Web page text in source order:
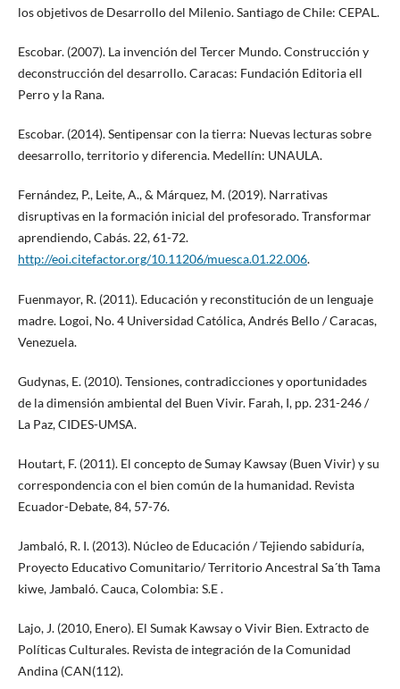
los objetivos de Desarrollo del Milenio. Santiago de Chile: CEPAL.
Escobar. (2007). La invención del Tercer Mundo. Construcción y
deconstrucción del desarrollo. Caracas: Fundación Editoria ell
Perro y la Rana.
Escobar. (2014). Sentipensar con la tierra: Nuevas lecturas sobre
deesarrollo, territorio y diferencia. Medellín: UNAULA.
Fernández, P., Leite, A., & Márquez, M. (2019). Narrativas
disruptivas en la formación inicial del profesorado. Transformar
aprendiendo, Cabás. 22, 61-72.
http://eoi.citefactor.org/10.11206/muesca.01.22.006.
Fuenmayor, R. (2011). Educación y reconstitución de un lenguaje
madre. Logoi, No. 4 Universidad Católica, Andrés Bello / Caracas,
Venezuela.
Gudynas, E. (2010). Tensiones, contradicciones y oportunidades
de la dimensión ambiental del Buen Vivir. Farah, I, pp. 231-246 /
La Paz, CIDES-UMSA.
Houtart, F. (2011). El concepto de Sumay Kawsay (Buen Vivir) y su
correspondencia con el bien común de la humanidad. Revista
Ecuador-Debate, 84, 57-76.
Jambaló, R. I. (2013). Núcleo de Educación / Tejiendo sabiduría,
Proyecto Educativo Comunitario/ Territorio Ancestral Sa´th Tama
kiwe, Jambaló. Cauca, Colombia: S.E .
Lajo, J. (2010, Enero). El Sumak Kawsay o Vivir Bien. Extracto de
Políticas Culturales. Revista de integración de la Comunidad
Andina (CAN(112).